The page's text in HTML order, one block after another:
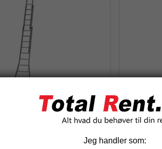
2x6 trin Dirks
888
Jeg handler som: